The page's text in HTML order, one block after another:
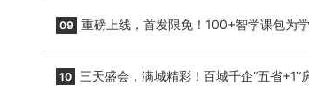
09 重磅上线，首发限免！100+智学课包为学
10 三天盛会，满城精彩！百城千企“五省+1”